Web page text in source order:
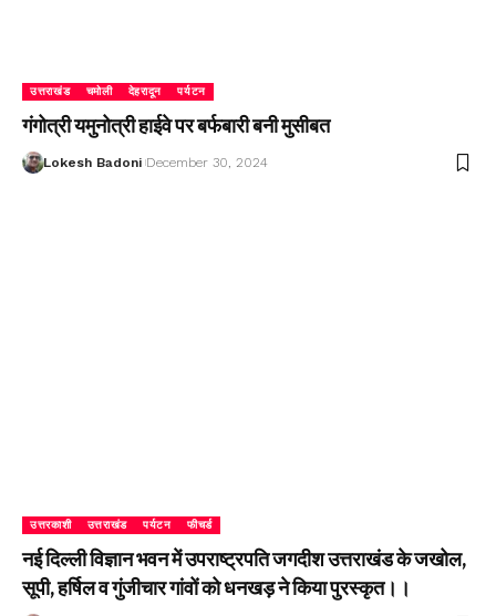
उत्तराखंड चमोली देहरादून पर्यटन
गंगोत्री यमुनोत्री हाईवे पर बर्फबारी बनी मुसीबत
Lokesh Badoni December 30, 2024
उत्तरकाशी उत्तराखंड पर्यटन फीचर्ड
नई दिल्ली विज्ञान भवन में उपराष्ट्रपति जगदीश उत्तराखंड के जखोल,
सूपी, हर्षिल व गुंजीचार गांवों को धनखड़ ने किया पुरस्कृत।।